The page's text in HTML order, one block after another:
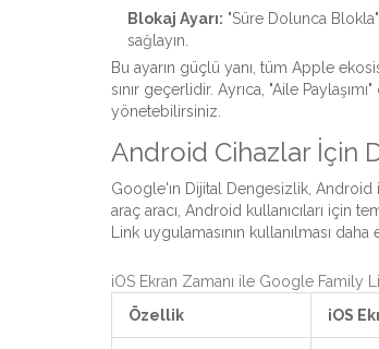
Blokaj Ayarı: "Süre Dolunca
sağlayın.
Bu ayarın güçlü yanı, tüm Apple
sınır geçerlidir. Ayrıca, "Aile
yönetebilirsiniz.
Android Cihazlar İçin
Google'ın Dijital Dengesizlik Android
araç aracı, Android kullanıcıları için
Link uygulamasının kullanılması daha
iOS Ekran Zamanı ile Google Family
Özellik
iOS